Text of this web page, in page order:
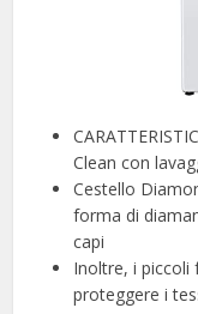
Clean con
Cestello
forma di
capi
Inoltre, i piccoli
proteggere i